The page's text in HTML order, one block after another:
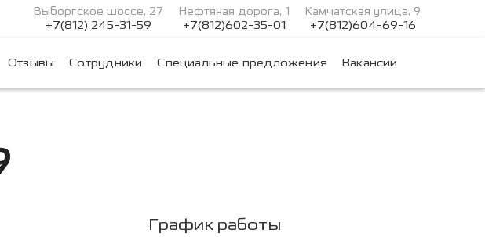
+7(812) 245-31-59
Выборгское шоссе, 27
+7(812)602-35-01
Нефтяная дорога, 1
+7(812)604-69-16
Камчатская улица, 9
Отзывы Сотрудники Специальные предложения Вакансии
График работы